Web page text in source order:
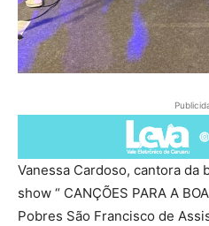
Vanessa Cardoso, cantora da
show “ CANÇÕES PARA A
Pobres São Francisco de